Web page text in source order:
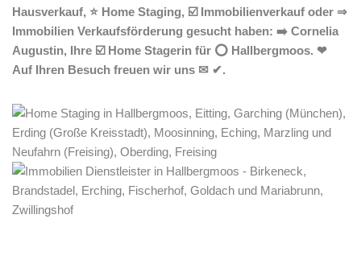
Hausverkauf, ⭐ Home Staging, ☑️ Immobilienverkauf oder ⇒
Immobilien Verkaufsförderung gesucht haben: ➡️ Cornelia
Augustin, Ihre ☑️ Home Stagerin für ⭕ Hallbergmoos. ❤
Auf Ihren Besuch freuen wir uns ✉ ✔.